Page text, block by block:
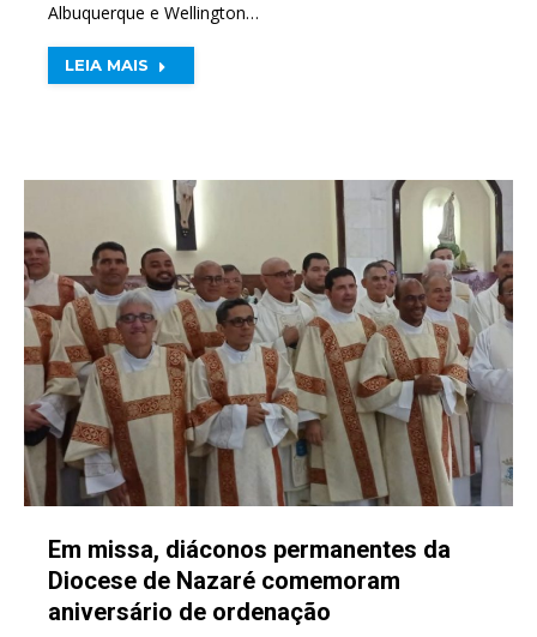
Albuquerque e Wellington…
LEIA MAIS
Em missa, diáconos permanentes da
Diocese de Nazaré comemoram
aniversário de ordenação